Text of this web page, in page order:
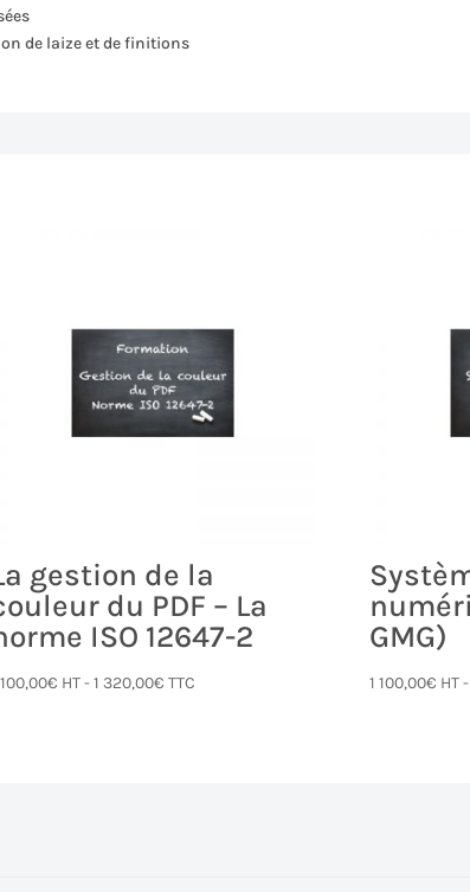
de laize et de finitions
gestion de la
du PDF – La
ISO 12647-2
€ HT -1 320,00€ TTC
GMG)
1 100,00€ HT